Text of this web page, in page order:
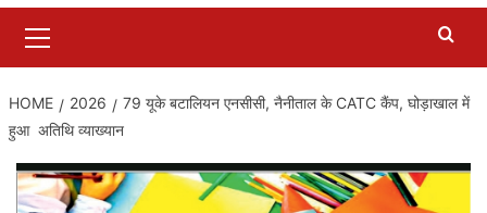
Menu
HOME 2026
79 यूके बटालियन एनसीसी, नैनीताल के CATC कैंप, घोड़ाखाल में
हुआ अतिथि व्याख्यान